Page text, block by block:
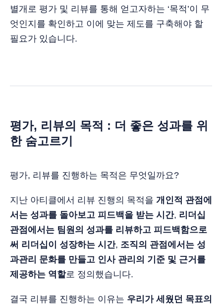
별개로 평가 및 리뷰를 통해 얻고자하는 ‘목적’이 무
엇인지를 확인하고 이에 맞는 제도를 구축해야 할
필요가 있습니다.
평가, 리뷰의 목적 : 더 좋은 성과를 위
한 숨고르기
평가, 리뷰를 진행하는 목적은 무엇일까요?
지난 아티클에서 리뷰 진행의 목적을 개인적 관점에
서는 성과를 돌아보고 피드백을 받는 시간, 리더십
관점에서는 팀원의 성과를 리뷰하고 피드백함으로
써 리더십이 성장하는 시간, 조직의 관점에서는 성
과관리 문화를 만들고 인사 관리의 기준 및 근거를
제공하는 역할로 정의했습니다.
결국 리뷰를 진행하는 이유는 우리가 세웠던 목표의